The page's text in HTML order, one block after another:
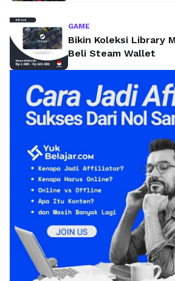
GAME
Bikin Koleksi Library
Beli Steam Wallet